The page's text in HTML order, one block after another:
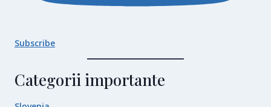
Subscribe
Categorii importante